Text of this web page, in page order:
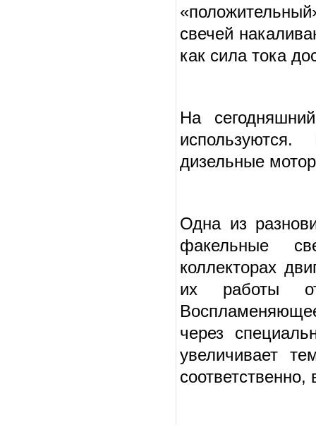
свечей
как сила тока
На
дизельные
Одна из
факельные
коллекторах
их работы
через
увеличивает